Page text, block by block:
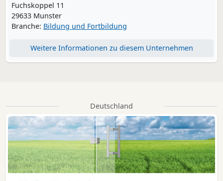
Fuchskoppel 11
29633 Munster
Branche: Bildung und Fortbildung
Weitere Informationen zu diesem Unternehmen
Deutschland